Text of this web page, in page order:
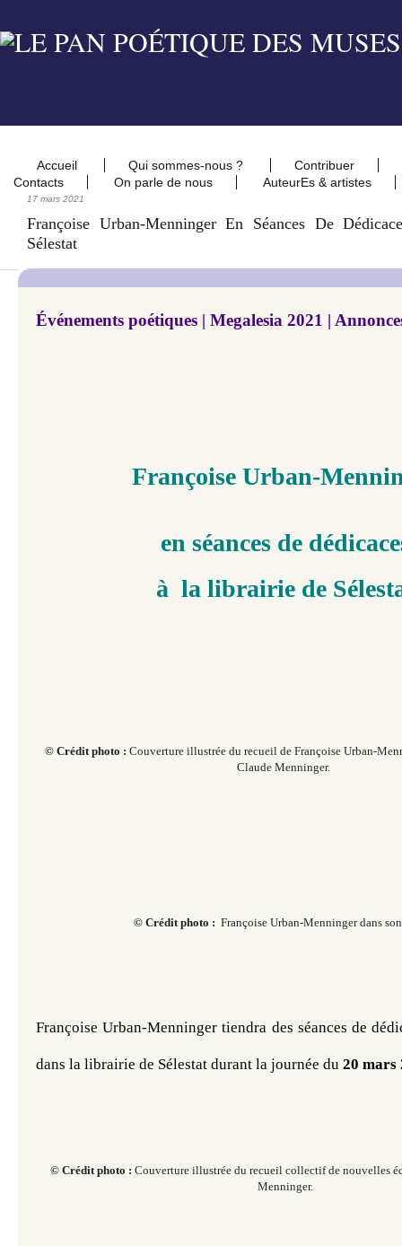
Accueil Qui sommes-nous ?
Contribuer
Contacts
On parle de nous AuteurEs & artistes
17 mars 2021
Françoise Urban-Menninger En Séances De
Sélestat
Événements poétiques | Megalesia 2021 |
Françoise Urban-
en séances de
à la librairie de
© Crédit photo : Couverture illustrée du recueil de Françoise Urban-
Claude Menninger.
© Crédit photo : Françoise Urban-Menninger dans
Françoise Urban-Menninger tiendra des séances de
dans la librairie de Sélestat durant la journée du 20 mars
© Crédit photo : Couverture illustrée du recueil collectif de nouvelles
Menninger.